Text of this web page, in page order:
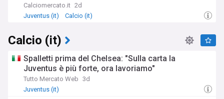
Calciomercato.it 2d
Juventus (it)
Calcio (it)
Calcio (it)
Spalletti prima del Chelsea: "Sulla carta la
Juventus è più forte, ora lavoriamo"
Tutto Mercato Web 3d
Juventus (it)